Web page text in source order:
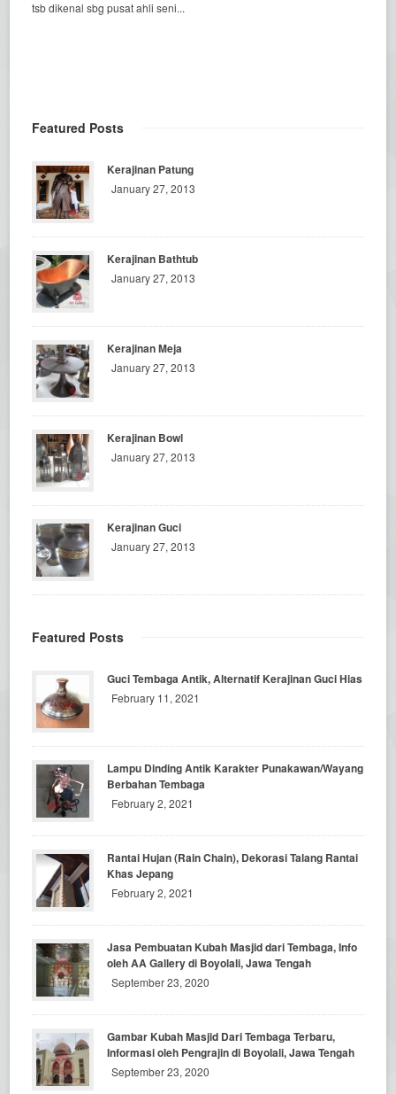
tsb dikenal sbg pusat ahli seni...
Featured Posts
Kerajinan Patung
January 27, 2013
Kerajinan Bathtub
January 27, 2013
Kerajinan Meja
January 27, 2013
Kerajinan Bowl
January 27, 2013
Kerajinan Guci
January 27, 2013
Featured Posts
Guci Tembaga Antik, Alternatif Kerajinan Guci Hias
February 11, 2021
Lampu Dinding Antik Karakter Punakawan/Wayang
Berbahan Tembaga
February 2, 2021
Rantai Hujan (Rain Chain), Dekorasi Talang Rantai
Khas Jepang
February 2, 2021
Jasa Pembuatan Kubah Masjid dari Tembaga, Info
oleh AA Gallery di Boyolali, Jawa Tengah
September 23, 2020
Gambar Kubah Masjid Dari Tembaga Terbaru,
Informasi oleh Pengrajin di Boyolali, Jawa Tengah
September 23, 2020